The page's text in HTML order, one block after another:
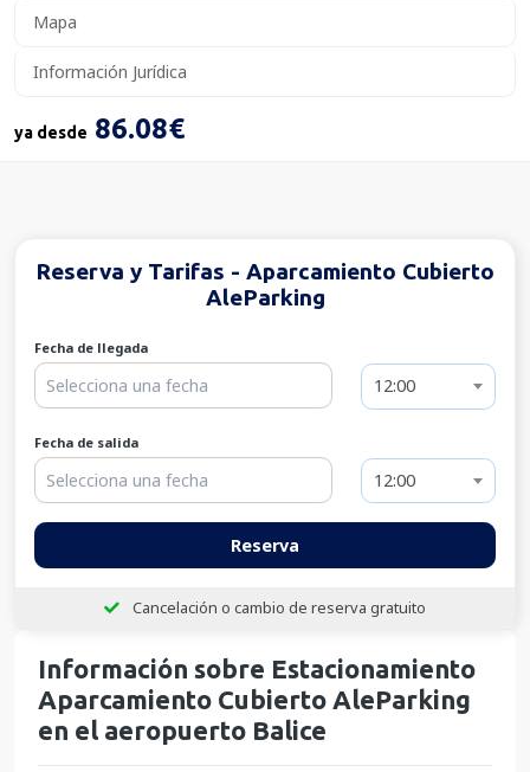
Mapa
Información Jurídica
ya desde 86.08€
Información sobre Estacionamiento
Aparcamiento Cubierto AleParking
en el aeropuerto Balice
Reserva y Tarifas - Aparcamiento Cubierto
AleParking
Fecha de llegada
12:00
Fecha de salida
12:00
Reserva
Cancelación o cambio de reserva gratuito